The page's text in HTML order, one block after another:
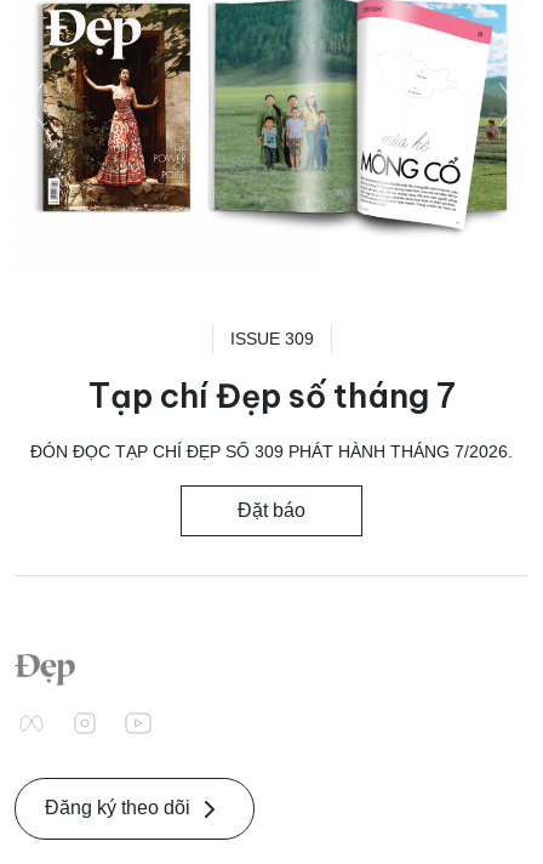
ISSUE 309
Tạp chí Đẹp số tháng 7
ĐÓN ĐỌC TẠP CHÍ ĐẸP SỐ 309 PHÁT HÀNH THÁNG 7/2026.
Đặt báo
Đăng ký theo dõi